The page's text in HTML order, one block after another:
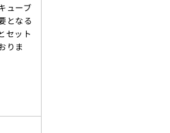
ューブ
となる
セット
りま